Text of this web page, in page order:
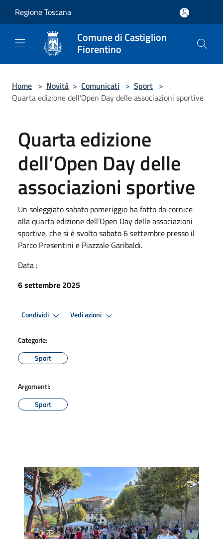
Regione Toscana
Comune di Castiglion
Fiorentino
Home > Novità > Comunicati > Sport >
Quarta edizione dell’Open Day delle associazioni sportive
Quarta edizione
dell’Open Day delle
associazioni sportive
Un soleggiato sabato pomeriggio ha fatto da cornice
alla quarta edizione dell’Open Day delle associazioni
sportive, che si è svolto sabato 6 settembre presso il
Parco Presentini e Piazzale Garibaldi.
Data :
6 settembre 2025
Condividi Vedi azioni
Categorie:
Sport
Argomenti:
Sport